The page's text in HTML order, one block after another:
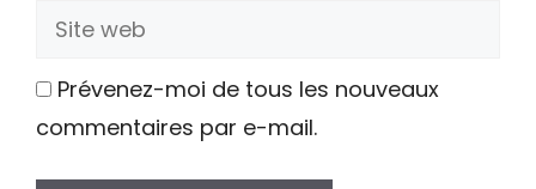
Site
Prévenez-moi de tous les nouveaux
commentaires par e-mail.